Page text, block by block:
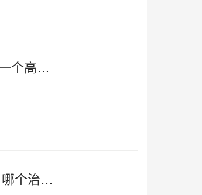
都什么年代了，还有人相信心理咨询师是一个高薪职业？
精神科药物治疗与心理治疗/咨询的区别，哪个治疗效果更好？